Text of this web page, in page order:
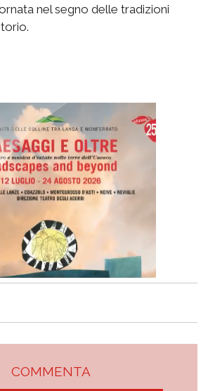
nel segno delle tradizioni
COMMENTA